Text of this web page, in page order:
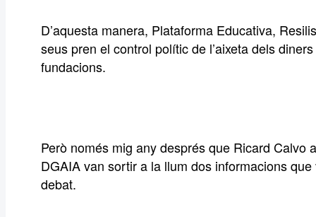
D’aquesta manera, Plataforma Educativa,
seus pren el control polític de l’aixeta dels
fundacions.
Però només mig any després que Ricard Calvo
DGAIA van sortir a la llum dos informacions
debat.